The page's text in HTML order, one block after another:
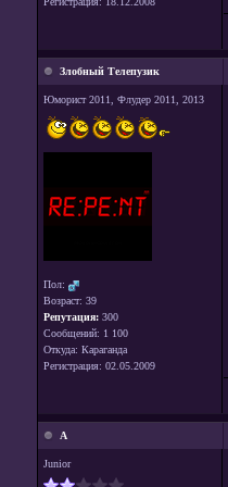
Злобный Телепузик
Юморист 2011, Флудер 2011, 2013
Пол:
Возраст: 39
Репутация: 300
Сообщений: 1 100
Откуда: Караганда
Регистрация: 02.05.2009
A
Junior